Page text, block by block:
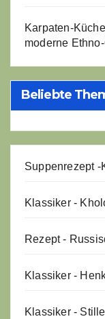
Karpaten-
moderne
Beliebte
Suppenrezept -
Klassiker -
Rezept -
Klassiker -
Klassiker -